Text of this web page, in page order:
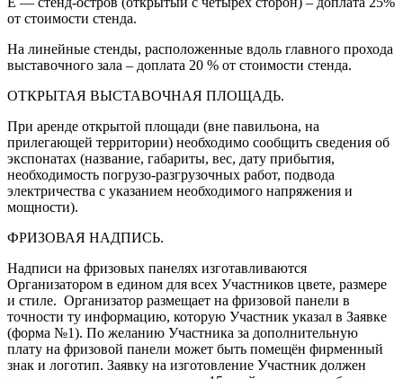
от стоимости стенда.
На линейные стенды, расположенные вдоль главного прохода
выставочного зала – доплата 20 % от стоимости стенда.
ОТКРЫТАЯ ВЫСТАВОЧНАЯ ПЛОЩАДЬ.
При аренде открытой площади (вне павильона, на
прилегающей территории) необходимо сообщить сведения об
экспонатах (название, габариты, вес, дату прибытия,
необходимость погрузо-разгрузочных работ, подвода
электричества с указанием необходимого напряжения и
мощности).
ФРИЗОВАЯ НАДПИСЬ.
Надписи на фризовых панелях изготавливаются
Организатором в едином для всех Участников цвете, размере
и стиле. Организатор размещает на фризовой панели в
точности ту информацию, которую Участник указал в Заявке
(форма №1). По желанию Участника за дополнительную
плату на фризовой панели может быть помещён фирменный
знак и логотип. Заявку на изготовление Участник должен